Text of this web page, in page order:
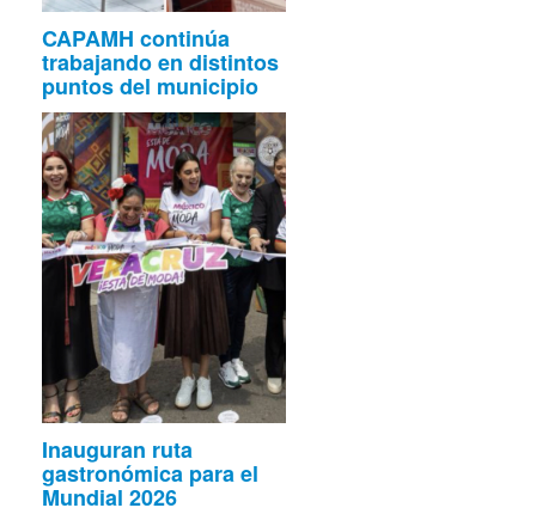
CAPAMH continúa
trabajando en distintos
puntos del municipio
Inauguran ruta
gastronómica para el
Mundial 2026